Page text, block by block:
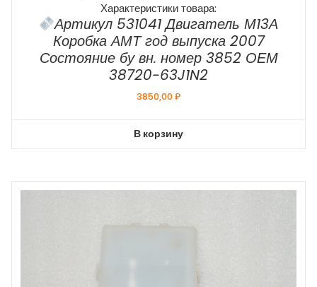
Характеристики товара:
Артикул 531041 Двигатель М13А
Коробка АМТ год выпуска 2007
Состояние бу вн. номер 3852 ОЕМ
38720-63J1N2
3850,00₽
В корзину